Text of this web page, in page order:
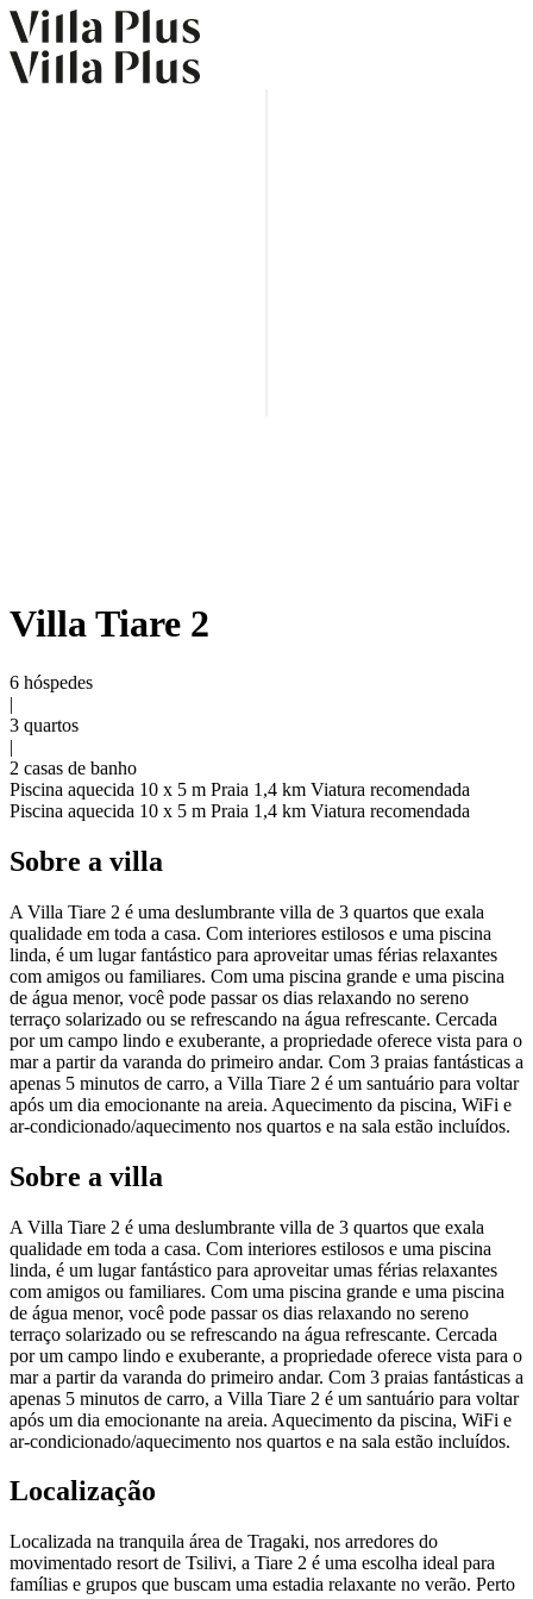
Villa Tiare 2
6 hóspedes
|
3 quartos
|
2 casas de banho
Piscina aquecida 10 x 5 m Praia 1,4 km Viatura recomendada
Piscina aquecida 10 x 5 m Praia 1,4 km Viatura recomendada
Sobre a villa
A Villa Tiare 2 é uma deslumbrante villa de 3 quartos que exala
qualidade em toda a casa. Com interiores estilosos e uma piscina
linda, é um lugar fantástico para aproveitar umas férias relaxantes
com amigos ou familiares. Com uma piscina grande e uma piscina
de água menor, você pode passar os dias relaxando no sereno
terraço solarizado ou se refrescando na água refrescante. Cercada
por um campo lindo e exuberante, a propriedade oferece vista para o
mar a partir da varanda do primeiro andar. Com 3 praias fantásticas a
apenas 5 minutos de carro, a Villa Tiare 2 é um santuário para voltar
após um dia emocionante na areia. Aquecimento da piscina, WiFi e
ar-condicionado/aquecimento nos quartos e na sala estão incluídos.
Sobre a villa
A Villa Tiare 2 é uma deslumbrante villa de 3 quartos que exala
qualidade em toda a casa. Com interiores estilosos e uma piscina
linda, é um lugar fantástico para aproveitar umas férias relaxantes
com amigos ou familiares. Com uma piscina grande e uma piscina
de água menor, você pode passar os dias relaxando no sereno
terraço solarizado ou se refrescando na água refrescante. Cercada
por um campo lindo e exuberante, a propriedade oferece vista para o
mar a partir da varanda do primeiro andar. Com 3 praias fantásticas a
apenas 5 minutos de carro, a Villa Tiare 2 é um santuário para voltar
após um dia emocionante na areia. Aquecimento da piscina, WiFi e
ar-condicionado/aquecimento nos quartos e na sala estão incluídos.
Localização
Localizada na tranquila área de Tragaki, nos arredores do
movimentado resort de Tsilivi, a Tiare 2 é uma escolha ideal para
famílias e grupos que buscam uma estadia relaxante no verão. Perto